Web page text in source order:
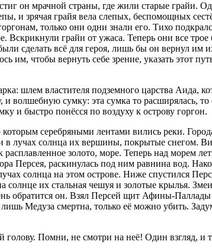
он мрачной страны, где жили старые грайи.
и зрячая грайя вела слепых, беспомощных
только они одни знали его. Тихо
Вскрикнули грайи от ужаса. Теперь они все
сделать всё для героя, лишь бы он вернул им
им, чтобы вернуть себе зрение, указать этот
шлем властителя подземного царства Аида,
сумку: эта сумка то расширялась,
и быстро понёсся по воздуху к острову горгон.
серебряными лентами вились реки.
лучах солнца их вершины, покрытые снегом.
золото, море. Теперь над морем
Персея, раскинулась под ним равнина вод.
солнца на этом острове. Ниже спустился
их стальная чешуя и золотые крылья.
обратится он. Взял Персей щит Афины-
Медуза смертна, только её можно убить.
Помни, не смотри на неё! Один взгляд, и